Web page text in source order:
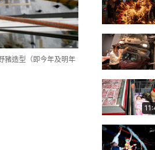
豬造型（即今年及明年